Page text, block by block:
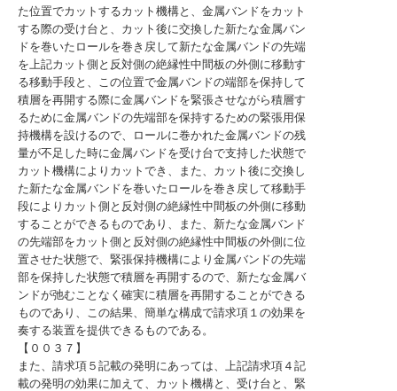
た位置でカットするカット機構と、金属バンドをカット
する際の受け台と、カット後に交換した新たな金属バン
ドを巻いたロールを巻き戻して新たな金属バンドの先端
を上記カット側と反対側の絶縁性中間板の外側に移動す
る移動手段と、この位置で金属バンドの端部を保持して
積層を再開する際に金属バンドを緊張させながら積層す
るために金属バンドの先端部を保持するための緊張用保
持機構を設けるので、ロールに巻かれた金属バンドの残
量が不足した時に金属バンドを受け台で支持した状態で
カット機構によりカットでき、また、カット後に交換し
た新たな金属バンドを巻いたロールを巻き戻して移動手
段によりカット側と反対側の絶縁性中間板の外側に移動
することができるものであり、また、新たな金属バンド
の先端部をカット側と反対側の絶縁性中間板の外側に位
置させた状態で、緊張保持機構により金属バンドの先端
部を保持した状態で積層を再開するので、新たな金属バ
ンドが弛むことなく確実に積層を再開することができる
ものであり、この結果、簡単な構成で請求項１の効果を
奏する装置を提供できるものである。
【００３７】
また、請求項５記載の発明にあっては、上記請求項４記
載の発明の効果に加えて、カット機構と、受け台と、緊